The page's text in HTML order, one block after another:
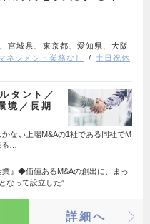
宮城県、東京都、愛知県、大阪
ネジメント業務なし
土日祝休
タント／
境／長期
ない上場M&Aの1社である同社でM
…
業』◆価値あるM&Aの創出に、まっ
なって設立した”…
詳細へ